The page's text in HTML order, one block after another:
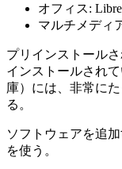
オフィス:
マルチメディ
プリインストール
インストールされ
庫）には、非常に
る。
ソフトウェアを追
を使う。